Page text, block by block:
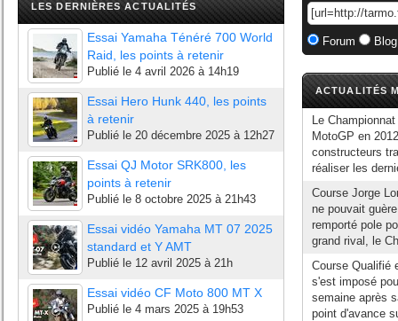
LES DERNIÈRES ACTUALITÉS
Essai Yamaha Ténéré 700 World
Raid, les points à retenir
Publié le 4 avril 2026 à 14h19
Essai Hero Hunk 440, les points
à retenir
Publié le 20 décembre 2025 à 12h27
Essai QJ Motor SRK800, les
points à retenir
Publié le 8 octobre 2025 à 21h43
Essai vidéo Yamaha MT 07 2025
standard et Y AMT
Publié le 12 avril 2025 à 21h
Essai vidéo CF Moto 800 MT X
Publié le 4 mars 2025 à 19h53
Forum
ACTUALITÉS
Le
MotoGP en
constructeurs
réaliser les
Course Jorge
ne pouvait
remporté pole
grand rival, le
Course Qualifié
s'est imposé
semaine après
point d'avance